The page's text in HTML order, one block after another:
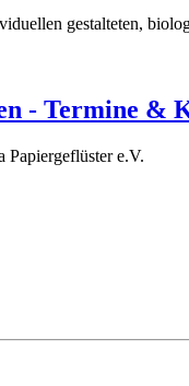
gestalteten,
- Termine &
e.V.